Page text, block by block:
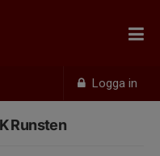
Logga in
Runsten